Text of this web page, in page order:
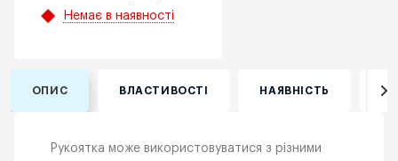
Немає в наявності
ОПИС ВЛАСТИВОСТІ НАЯВНІСТЬ
Рукоятка може використовуватися з різними